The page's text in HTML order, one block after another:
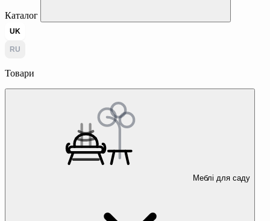
Каталог
UK
RU
Товари
Меблі для саду